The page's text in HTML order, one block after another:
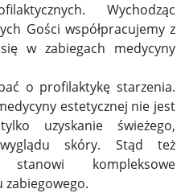
Wychodząc
Gości współpracujemy z
w zabiegach medycyny
o profilaktykę starzenia.
estetycznej nie jest
uzyskanie świeżego,
wyglądu skóry. Stąd też
kompleksowe
zabiegowego.